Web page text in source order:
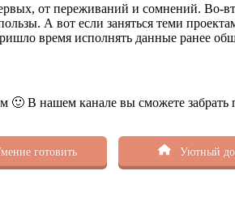
от переживаний и сомнений. Во-
А вот если заняться теми
время исполнять данные ранее
В нашем канале вы сможете забрать
готовить Уютный